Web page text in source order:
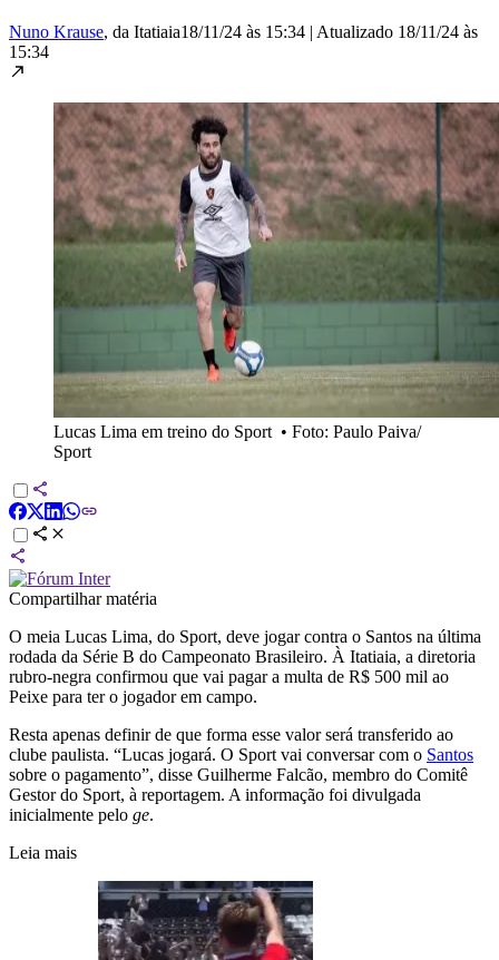
Nuno Krause, da Itatiaia18/11/24 às 15:34 | Atualizado 18/11/24 às
15:34
Lucas Lima em treino do Sport • Foto: Paulo Paiva/
Sport
Compartilhar matéria
O meia Lucas Lima, do Sport, deve jogar contra o Santos na última
rodada da Série B do Campeonato Brasileiro. À Itatiaia, a diretoria
rubro-negra confirmou que vai pagar a multa de R$ 500 mil ao
Peixe para ter o jogador em campo.
Resta apenas definir de que forma esse valor será transferido ao
clube paulista. “Lucas jogará. O Sport vai conversar com o Santos
sobre o pagamento”, disse Guilherme Falcão, membro do Comitê
Gestor do Sport, à reportagem. A informação foi divulgada
inicialmente pelo ge.
Leia mais